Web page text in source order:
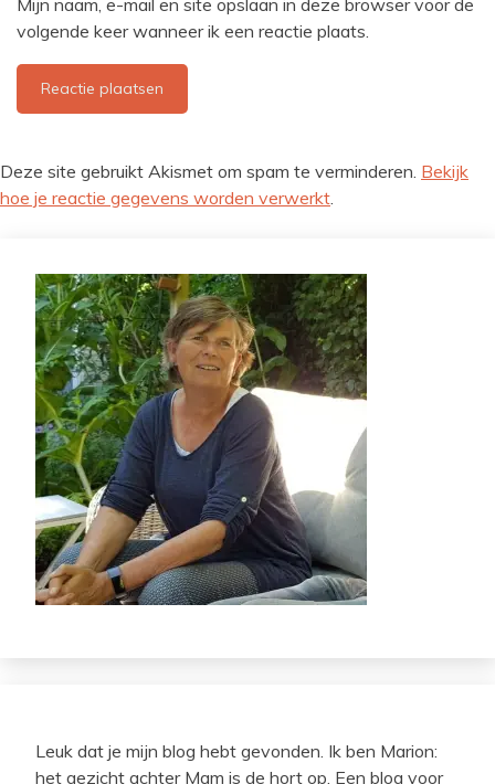
volgende keer wanneer ik een reactie plaats.
Deze site gebruikt Akismet om spam te verminderen. Bekijk
hoe je reactie gegevens worden verwerkt
Leuk dat je mijn blog hebt gevonden. Ik ben Marion:
het gezicht achter Mam is de hort op. Een blog voor